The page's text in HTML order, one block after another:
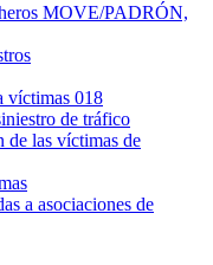
MOVE/PADRÓN,
víctimas 018
de tráfico
de las víctimas de
a asociaciones de